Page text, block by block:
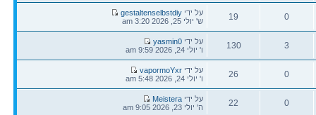
תגובות
צפיות
0
תגובות
19
צפיות
הודעה
אחרונה
על ידיgestaltenselbstdiy
ש' יולי 25, 2026 3:20 am
3
תגובות
130
צפיות
הודעה
אחרונה
על ידיyasmin0
ו' יולי 24, 2026 9:59 am
0
תגובות
26
צפיות
הודעה
אחרונה
על ידיvapormoYxr
ו' יולי 24, 2026 5:48 am
0
22
הודעה
אחרונה
על ידיMeistera
ה' יולי 23, 2026 9:05 am